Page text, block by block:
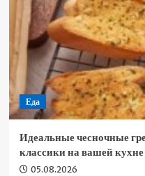
Еда
Идеальные чесночные
классики на вашей кухне
05.08.2026